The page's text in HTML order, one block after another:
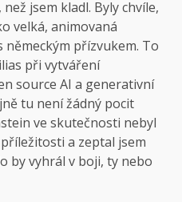
jsem kladl. Byly chvíle,
velká, animovaná
německým přízvukem. To
při vytváření
source AI a generativní
tu není žádný pocit
ve skutečnosti nebyl
a zeptal jsem
by vyhrál v boji, ty nebo